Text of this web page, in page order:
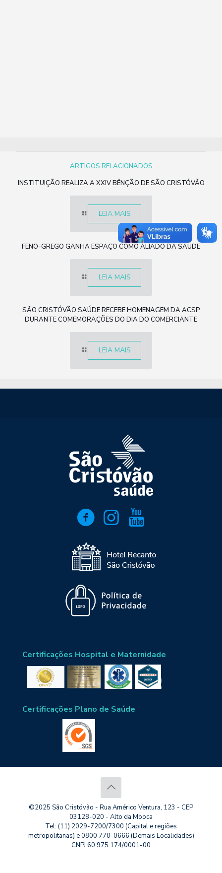
ARTIGOS RELACIONADOS
INSTITUIÇÃO REALIZA A XXIV BÊNÇÃO DE SÃO CRISTÓVÃO
LEIA MAIS
FENO-GREGO GANHA ESPAÇO COMO ALIADO DA SAÚDE
LEIA MAIS
SÃO CRISTÓVÃO SAÚDE RECEBE HOMENAGEM DA ACSP
DURANTE COMEMORAÇÕES DO DIA DO COMERCIANTE
LEIA MAIS
Certificações Hospital e Maternidade
Certificações Plano de Saúde
©2025 São Cristóvão - Rua Américo Ventura, 123 - CEP
03128-020 - Alto da Mooca
Tel: (11) 2029-7200/7300 (Capital e regiões
metropolitanas) e 0800 770-0666 (Demais Localidades)
CNPJ 60.975.174/0001-00